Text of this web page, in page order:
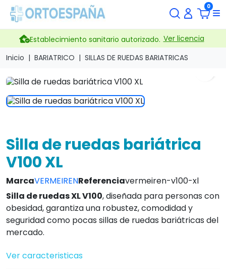
0
Establecimiento sanitario autorizado. Ver licencia
Inicio
BARIATRICO SILLAS DE RUEDAS BARIATRICAS
Silla de ruedas bariátrica
V100 XL
MarcaVERMEIRENReferenciavermeiren-v100-xl
Silla de ruedas XL V100, diseñada para personas con
obesidad, garantiza una robustez, comodidad y
seguridad como pocas sillas de ruedas bariátricas del
mercado.
Ver caracteristicas